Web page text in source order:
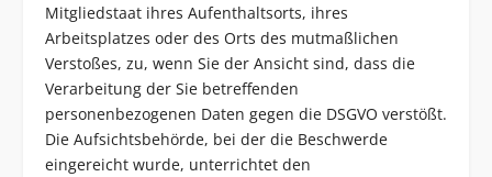
Mitgliedstaat ihres Aufenthaltsorts, ihres
Arbeitsplatzes oder des Orts des mutmaßlichen
Verstoßes, zu, wenn Sie der Ansicht sind, dass die
Verarbeitung der Sie betreffenden
personenbezogenen Daten gegen die DSGVO verstößt.
Die Aufsichtsbehörde, bei der die Beschwerde
eingereicht wurde, unterrichtet den